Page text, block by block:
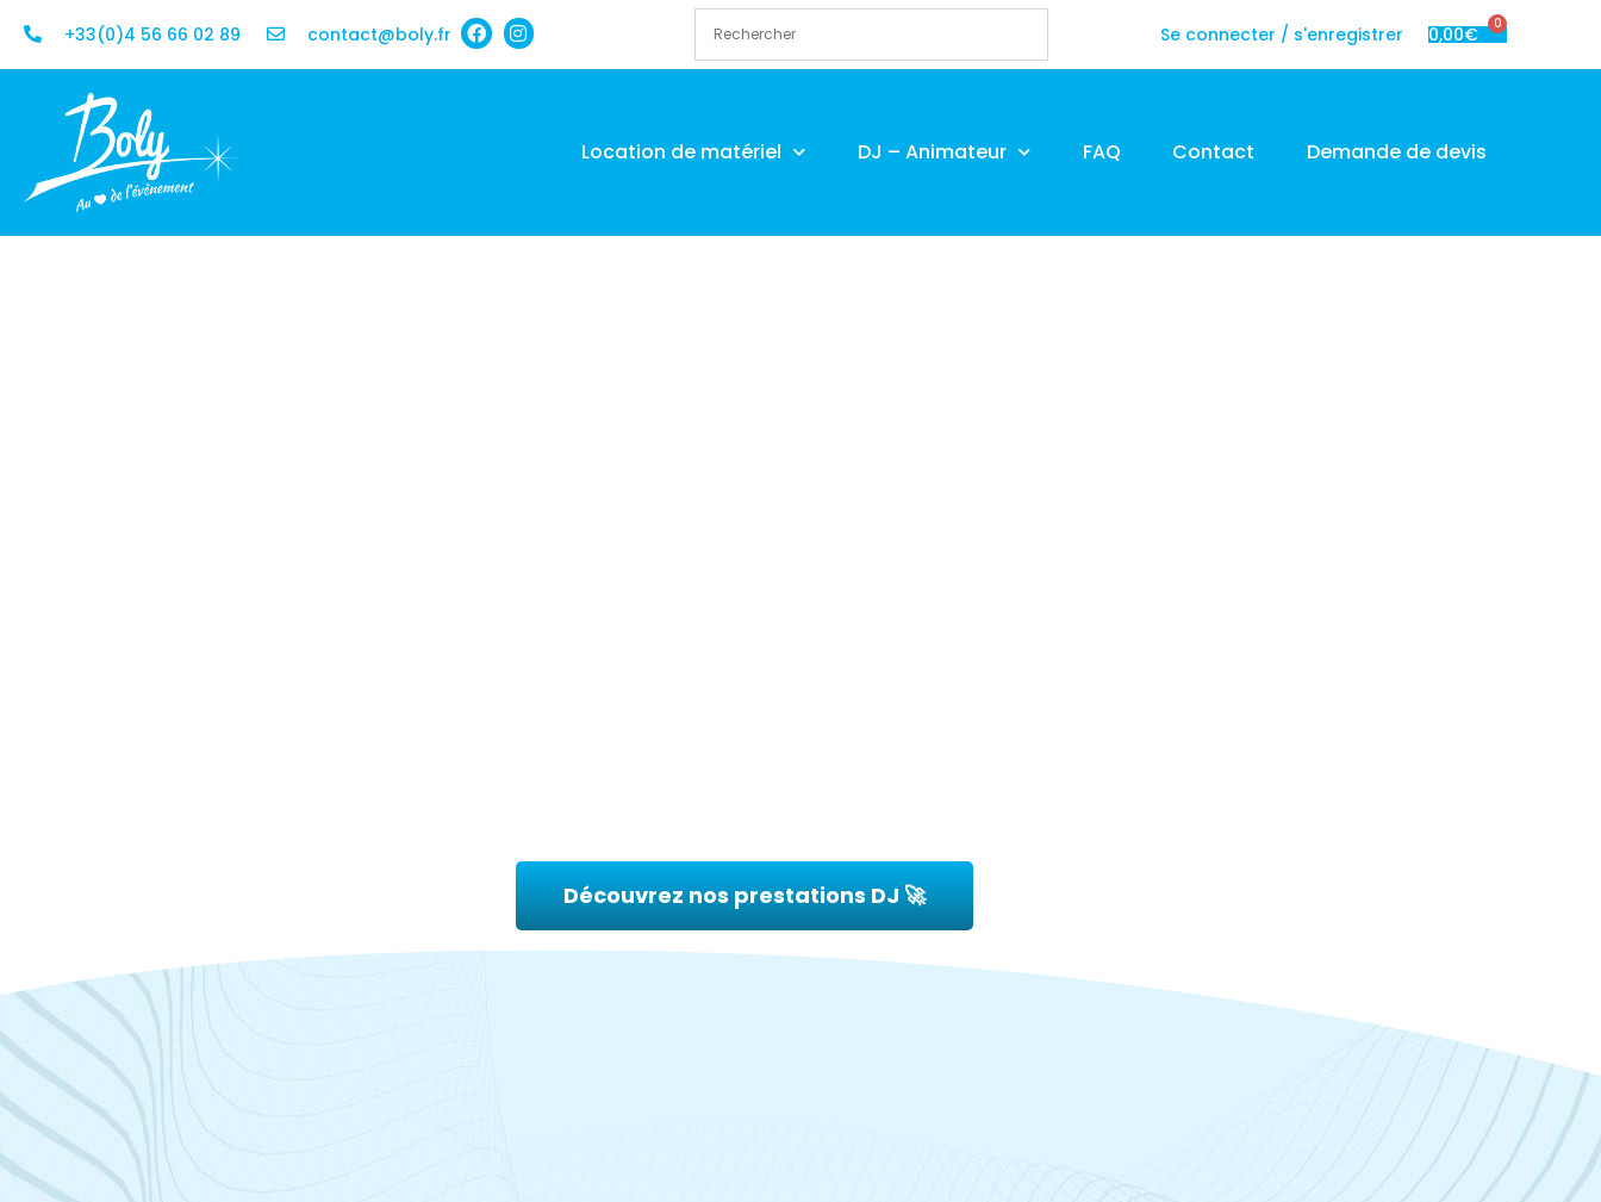
+33(0)4 56 66 02 89 contact@boly.fr Se connecter / s'enregistrer 0,00€ 0
Location de matériel DJ – Animateur FAQ Contact Demande de devis
Découvrez nos prestations DJ 🚀